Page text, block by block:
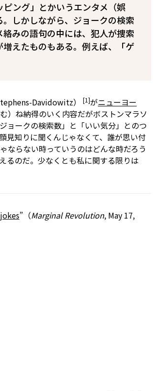
ング」とかいうエンタメ（娯
しかしながら、ジョークの検索
みの語句の中には、犯人が捜索
えたものもある。例えば、「ゲ
Davidowitz） [1]がニューヨー
）ね納得のいく内容だが――ボストンマラソ
ョークの検索数」と「いい気分」とのつ
知りに聞くんじゃなくて、誰が思い付
ならない時っていうのはどんな時だろう
るのだ。少なくとも私に関する限りは
”（Marginal Revolution, May 17,